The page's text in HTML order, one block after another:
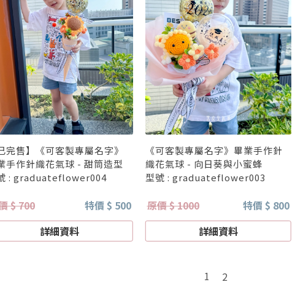
完售】《可客製專屬名字》
手作針織花氣球 - 甜筒造型
: graduateflower004
$ 700
特價 $ 500
詳細資料
《可客製專屬名字》畢業手作針
織花氣球 - 向日葵與小蜜蜂
型號 : graduateflower003
原價 $ 1000
特價 $ 800
詳細資料
1 2